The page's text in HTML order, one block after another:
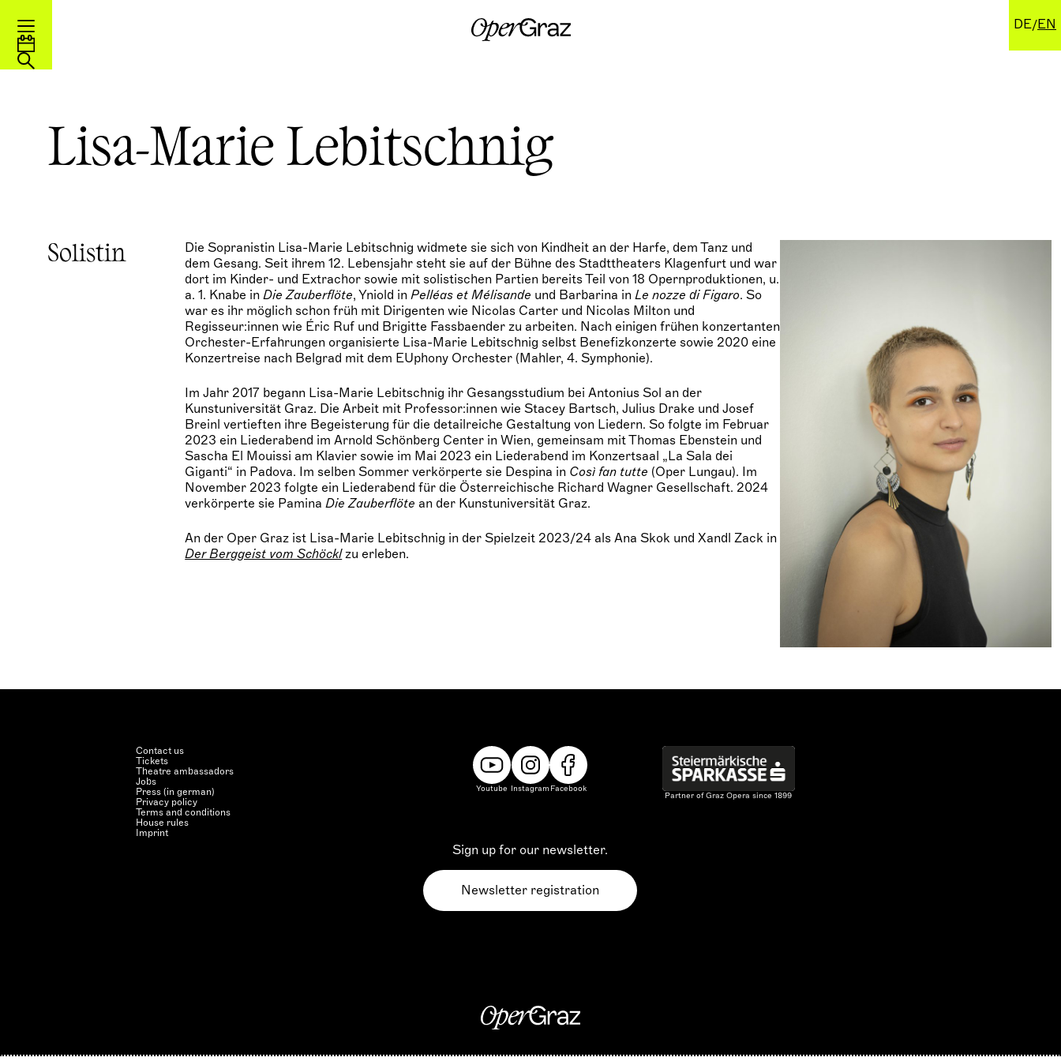
k
i
n
t
e
n
DE EN
Lisa-Marie Lebitschnig
Die Sopranistin Lisa-Marie Lebitschnig widmete sie sich von Kindheit an der Harfe, dem Tanz und
dem Gesang. Seit ihrem 12. Lebensjahr steht sie auf der Bühne des Stadttheaters Klagenfurt und war
dort im Kinder- und Extrachor sowie mit solistischen Partien bereits Teil von 18 Opernproduktionen, u.
a. 1. Knabe inDie Zauberflöte, Yniold inPelléas et Mélisande und Barbarina inLe nozze di Figaro. So
war es ihr möglich schon früh mit Dirigenten wie Nicolas Carter und Nicolas Milton und
Regisseur:innen wie Éric Ruf und Brigitte Fassbaender zu arbeiten. Nach einigen frühen konzertanten
Orchester-Erfahrungen organisierte Lisa-Marie Lebitschnig selbst Benefizkonzerte sowie 2020 eine
Konzertreise nach Belgrad mit dem EUphony Orchester (Mahler, 4. Symphonie).
Im Jahr 2017 begann Lisa-Marie Lebitschnig ihr Gesangsstudium bei Antonius Sol an der
Kunstuniversität Graz. Die Arbeit mit Professor:innen wie Stacey Bartsch, Julius Drake und Josef
Breinl vertieften ihre Begeisterung für die detailreiche Gestaltung von Liedern. So folgte im Februar
2023 ein Liederabend im Arnold Schönberg Center in Wien, gemeinsam mit Thomas Ebenstein und
Sascha El Mouissi am Klavier sowie im Mai 2023 ein Liederabend im Konzertsaal „La Sala dei
Giganti“ in Padova. Im selben Sommer verkörperte sie Despina in Così fan tutte (Oper Lungau). Im
November 2023 folgte ein Liederabend für die Österreichische Richard Wagner Gesellschaft. 2024
verkörperte sie PaminaDie Zauberflöte an der Kunstuniversität Graz.
An der Oper Graz ist Lisa-Marie Lebitschnig in der Spielzeit 2023/24 als Ana Skok und Xandl Zack in
Der Berggeist vom Schöcklzu erleben.
Solistin
Contact us
Tickets
Theatre ambassadors
Jobs
Press (in german)
Privacy policy
Terms and conditions
House rules
Imprint
Youtube Instagram Facebook
Sign up for our newsletter.
Newsletter registration
Partner of Graz Opera since 1899